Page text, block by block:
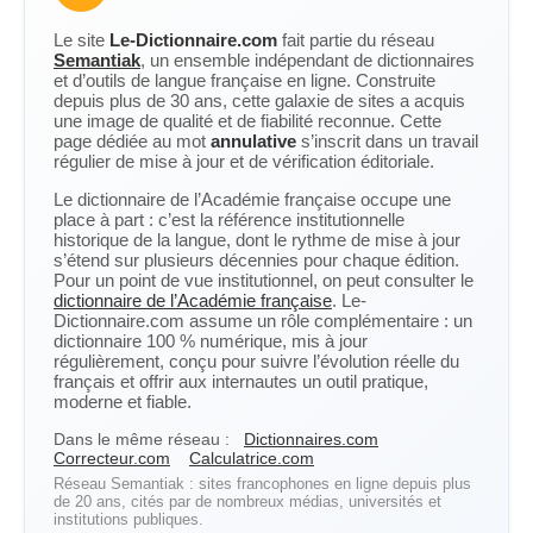
Le site Le-Dictionnaire.com fait partie du réseau
Semantiak, un ensemble indépendant de dictionnaires
et d’outils de langue française en ligne. Construite
depuis plus de 30 ans, cette galaxie de sites a acquis
une image de qualité et de fiabilité reconnue. Cette
page dédiée au mot annulative s’inscrit dans un travail
régulier de mise à jour et de vérification éditoriale.
Le dictionnaire de l’Académie française occupe une
place à part : c’est la référence institutionnelle
historique de la langue, dont le rythme de mise à jour
s’étend sur plusieurs décennies pour chaque édition.
Pour un point de vue institutionnel, on peut consulter le
dictionnaire de l’Académie française. Le-
Dictionnaire.com assume un rôle complémentaire : un
dictionnaire 100 % numérique, mis à jour
régulièrement, conçu pour suivre l’évolution réelle du
français et offrir aux internautes un outil pratique,
moderne et fiable.
Dans le même réseau :
Dictionnaires.com
Correcteur.com
Calculatrice.com
Réseau Semantiak : sites francophones en ligne depuis plus
de 20 ans, cités par de nombreux médias, universités et
institutions publiques.